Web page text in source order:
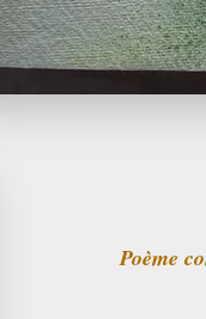
Poème